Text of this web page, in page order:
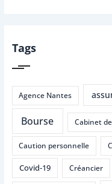
Tags
Agence Nantes
Bourse Cabinet
Caution personnelle
Covid-19 Créancier